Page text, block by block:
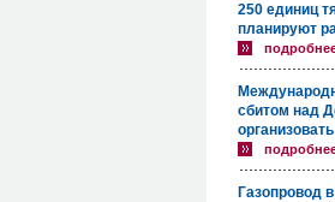
250 единиц
планируют
сбитом над
Газопровод